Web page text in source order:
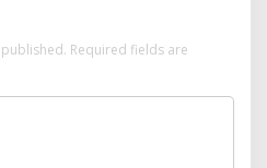
Required fields are